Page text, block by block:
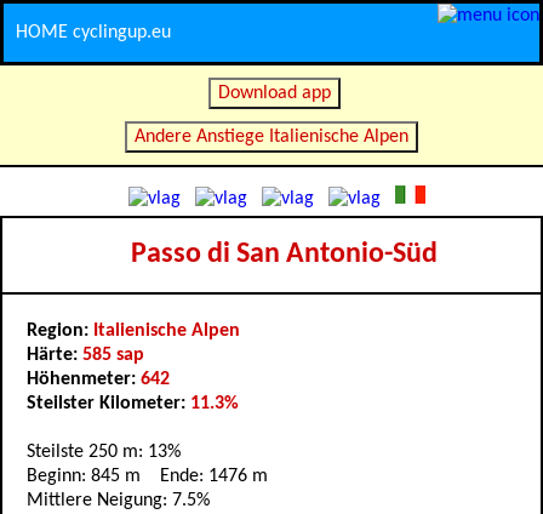
HOME cyclingup.eu
Download app
Andere Anstiege Italienische Alpen
Passo di San Antonio-Süd
Region: Italienische Alpen
Härte: 585 sap
Höhenmeter: 642
Steilster Kilometer: 11.3%
Steilste 250 m: 13%
Beginn: 845 m Ende: 1476 m
Mittlere Neigung: 7.5%